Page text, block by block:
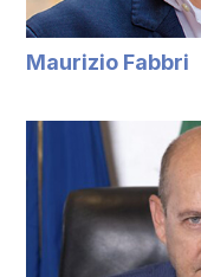
Maurizio Fabbri